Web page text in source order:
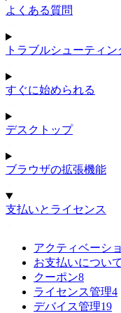
よくある質問
トラブルシューティン
すぐに始められる
デスクトップ
ブラウザの拡張機能
支払いとライセンス
アクティベーシ
お支払いについて
クーポン8
ライセンス管理4
デバイス管理19